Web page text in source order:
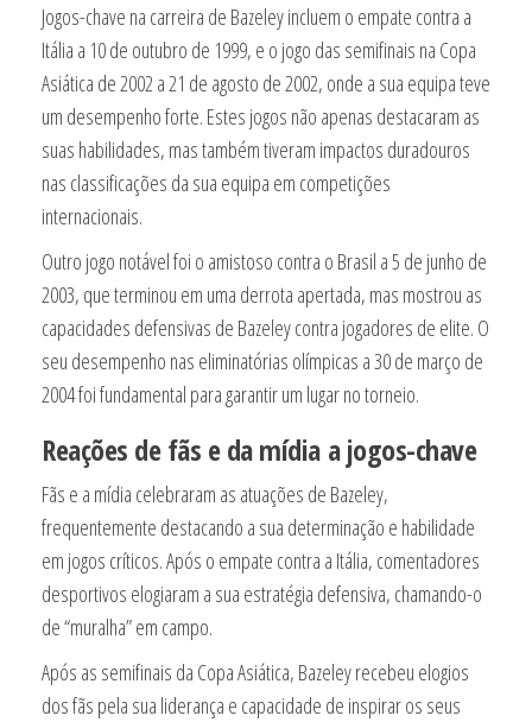
Jogos-chave na carreira de Bazeley incluem o empate contra a
Itália a 10 de outubro de 1999, e o jogo das semifinais na Copa
Asiática de 2002 a 21 de agosto de 2002, onde a sua equipa teve
um desempenho forte. Estes jogos não apenas destacaram as
suas habilidades, mas também tiveram impactos duradouros
nas classificações da sua equipa em competições
internacionais.
Outro jogo notável foi o amistoso contra o Brasil a 5 de junho de
2003, que terminou em uma derrota apertada, mas mostrou as
capacidades defensivas de Bazeley contra jogadores de elite. O
seu desempenho nas eliminatórias olímpicas a 30 de março de
2004 foi fundamental para garantir um lugar no torneio.
Reações de fãs e da mídia a jogos-chave
Fãs e a mídia celebraram as atuações de Bazeley,
frequentemente destacando a sua determinação e habilidade
em jogos críticos. Após o empate contra a Itália, comentadores
desportivos elogiaram a sua estratégia defensiva, chamando-o
de “muralha” em campo.
Após as semifinais da Copa Asiática, Bazeley recebeu elogios
dos fãs pela sua liderança e capacidade de inspirar os seus